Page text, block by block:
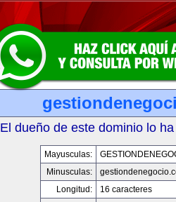
El dueño de este dominio lo
Mayusculas:
Minusculas:
Longitud:
16 caracteres